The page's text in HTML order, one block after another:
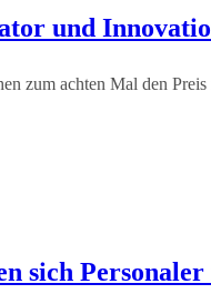
und
zum achten Mal den
sich